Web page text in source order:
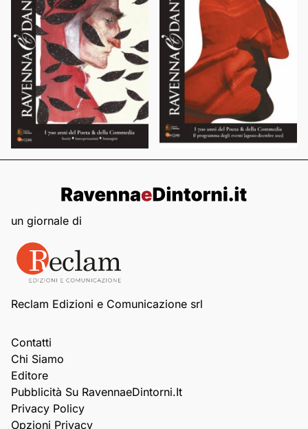
un giornale di
Reclam Edizioni e Comunicazione srl
Contatti
Chi Siamo
Editore
Pubblicità Su RavennaeDintorni.it
Privacy Policy
Opzioni Privacy